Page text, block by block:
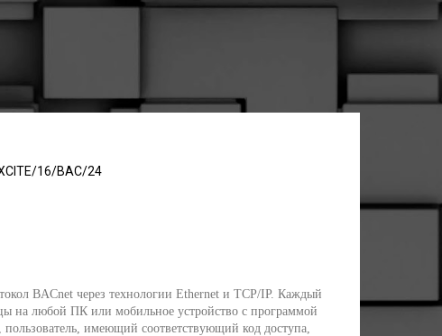
16/BAC/24
BACnet через технологии Ethernet и TCP/IP. Каждый
на любой ПК или мобильное устройство с программой
имеющий соответствующий код доступа,